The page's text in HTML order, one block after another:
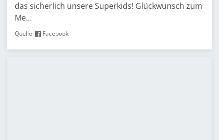
das sicherlich unsere Superkids! Glückwunsch zum
Me...
Quelle: Facebook